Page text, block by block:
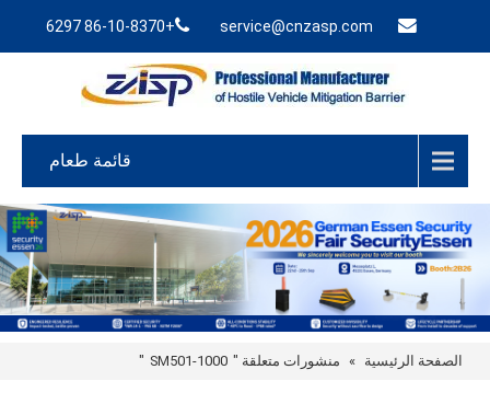
service@cnzasp.com
+86-10-8370 6297
قائمة طعام
الصفحة الرئيسية » منشورات متعلقة " SM501-1000
"